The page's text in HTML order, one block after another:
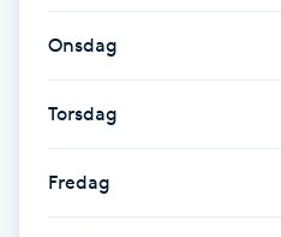
Onsdag
Torsdag
Fredag